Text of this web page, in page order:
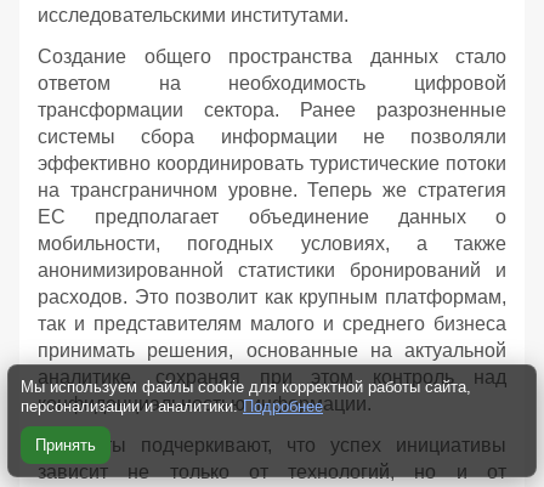
исследовательскими институтами.
Создание общего пространства данных стало
ответом на необходимость цифровой
трансформации сектора. Ранее разрозненные
системы сбора информации не позволяли
эффективно координировать туристические потоки
на трансграничном уровне. Теперь же стратегия
ЕС предполагает объединение данных о
мобильности, погодных условиях, а также
анонимизированной статистики бронирований и
расходов. Это позволит как крупным платформам,
так и представителям малого и среднего бизнеса
принимать решения, основанные на актуальной
аналитике, сохраняя при этом контроль над
конфиденциальностью информации.
Эксперты подчеркивают, что успех инициативы
зависит не только от технологий, но и от
Мы используем файлы cookie для корректной работы сайта,
персонализации и аналитики. Подробнее
Принять